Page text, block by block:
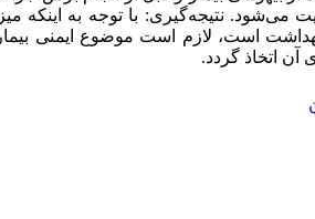
می‌شود. نتیجه‌گیری: با توجه به اینکه
است، لازم است موضوع ایمنی
آن اتخاذ گردد.